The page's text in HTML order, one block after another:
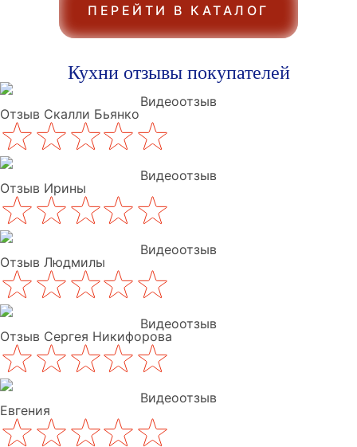
ПЕРЕЙТИ В КАТАЛОГ
Кухни отзывы покупателей
Видеоотзыв
Отзыв Скалли Бьянко
Видеоотзыв
Отзыв Ирины
Видеоотзыв
Отзыв Людмилы
Видеоотзыв
Отзыв Сергея Никифорова
Видеоотзыв
Евгения